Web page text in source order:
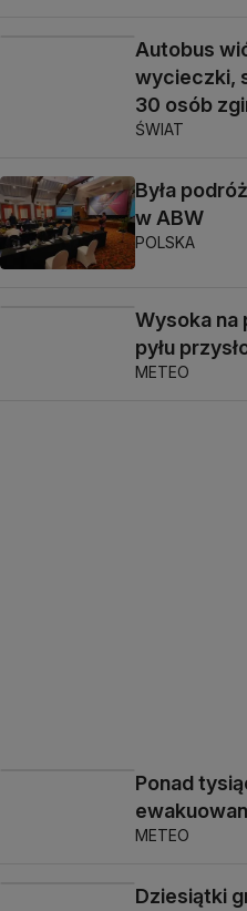
Autobus
wycieczki,
30 osób
ŚWIAT
Była
w ABW
POLSKA
Wysoka na
pyłu
METEO
Ponad
METEO
Dziesiątki